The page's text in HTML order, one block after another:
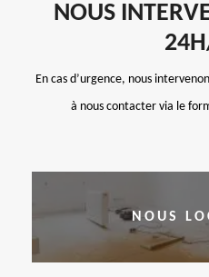
NOUS
En cas d’urgence, nous
à nous contacter via le
NOUS